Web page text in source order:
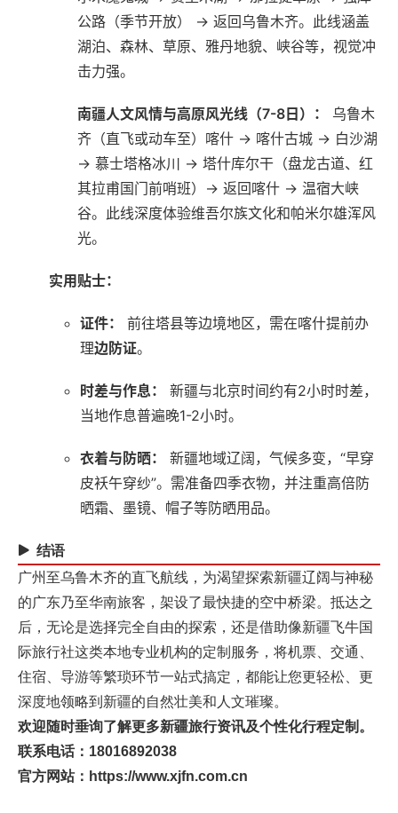
公路（季节开放） → 返回乌鲁木齐。此线涵盖
湖泊、森林、草原、雅丹地貌、峡谷等，视觉冲
击力强。
南疆人文风情与高原风光线（7-8日）：
‌ 乌鲁木
齐（直飞或动车至）喀什 → 喀什古城 → 白沙湖
→ 慕士塔格冰川 → 塔什库尔干（盘龙古道、红
其拉甫国门前哨班）→ 返回喀什 → 温宿大峡
谷。此线深度体验维吾尔族文化和帕米尔雄浑风
光。
实用贴士：
证件：
‌ 前往塔县等边境地区，需在喀什提前办
理‌边防证‌。
时差与作息：
‌ 新疆与北京时间约有2小时时差，
当地作息普遍晚1-2小时。
衣着与防晒：
‌ 新疆地域辽阔，气候多变，“早穿
皮袄午穿纱”。需准备四季衣物，并注重高倍防
晒霜、墨镜、帽子等防晒用品。
结语
广州至乌鲁木齐的直飞航线，为渴望探索新疆辽阔与神秘
的广东乃至华南旅客，架设了最快捷的空中桥梁。抵达之
后，无论是选择完全自由的探索，还是借助像新疆飞牛国
际旅行社这类本地专业机构的定制服务，将机票、交通、
住宿、导游等繁琐环节一站式搞定，都能让您更轻松、更
深度地领略到新疆的自然壮美和人文璀璨。
欢迎随时垂询了解更多新疆旅行资讯及个性化行程定制。
联系电话：18016892038
官方网站： https://www.xjfn.com.cn